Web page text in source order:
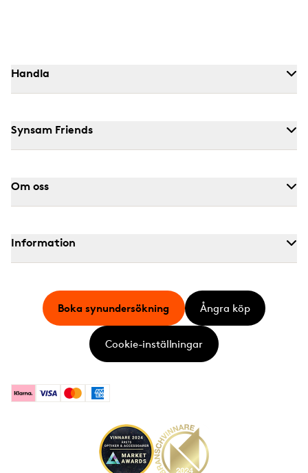
Handla
Synsam Friends
Om oss
Information
KlarnaVisa MastercardAmerican Express
Boka synundersökning Ångra köp
Cookie-inställningar